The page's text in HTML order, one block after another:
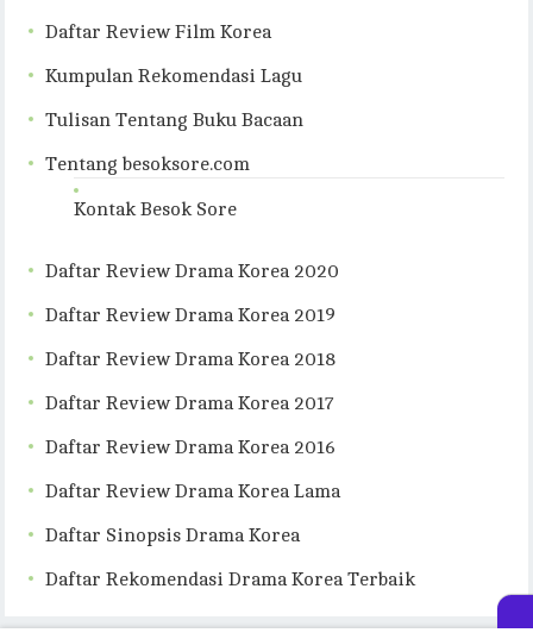
Daftar Review Film Korea
Kumpulan Rekomendasi Lagu
Tulisan Tentang Buku Bacaan
Tentang besoksore.com
Kontak Besok Sore
Daftar Review Drama Korea 2020
Daftar Review Drama Korea 2019
Daftar Review Drama Korea 2018
Daftar Review Drama Korea 2017
Daftar Review Drama Korea 2016
Daftar Review Drama Korea Lama
Daftar Sinopsis Drama Korea
Daftar Rekomendasi Drama Korea Terbaik